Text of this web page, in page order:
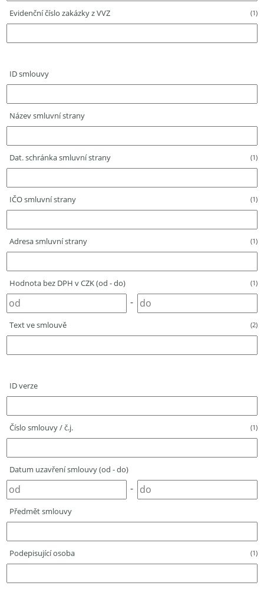
Evidenční číslo zakázky z VVZ (1)
ID smlouvy
Název smluvní strany
Dat. schránka smluvní strany (1)
IČO smluvní strany (1)
Adresa smluvní strany (1)
Hodnota bez DPH v CZK (od - do) (1)
-
Text ve smlouvě (2)
ID verze
Číslo smlouvy / č.j. (1)
Datum uzavření smlouvy (od - do)
-
Předmět smlouvy
Podepisující osoba (1)